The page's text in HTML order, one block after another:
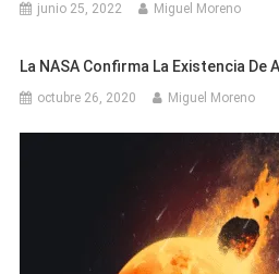
junio 25, 2022 Miguel Moreno
La NASA Confirma La Existencia De
octubre 26, 2020 Miguel Moreno